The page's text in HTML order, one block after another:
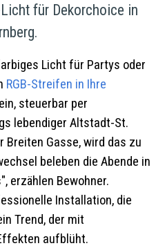
für Dekorchoice in
Licht für Partys oder
RGB-Streifen in Ihre
ein, steuerbar per
lebendiger Altstadt-St.
Breiten Gasse, wird das zu
beleben die Abende in
erzählen Bewohner.
Installation, die
Trend, der mit
aufblüht.